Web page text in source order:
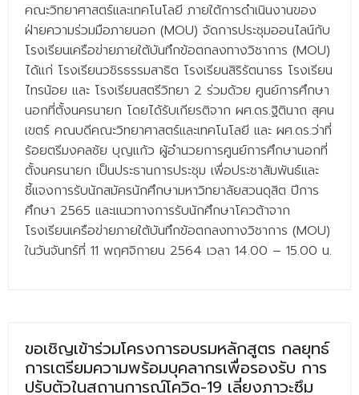
คณะวิทยาศาสตร์และเทคโนโลยี ภายใต้การดำเนินงานของ
ฝ่ายความร่วมมือภายนอก (MOU) จัดการประชุมออนไลน์กับ
โรงเรียนเครือข่ายภายใต้บันทึกข้อตกลงทางวิชาการ (MOU)
ได้แก่ โรงเรียนวชิรธรรมสาธิต โรงเรียนสิริรัตนาธร โรงเรียน
ไทรน้อย และ โรงเรียนสตรีวิทยา 2 ร่วมด้วย ศูนย์การศึกษา
นอกที่ตั้งนครนายก โดยได้รับเกียรติจาก ผศ.ดร.ฐิตินาถ สุคน
เขตร์ คณบดีคณะวิทยาศาสตร์และเทคโนโลยี และ ผศ.ดร.ว่าที่
ร้อยตรีมงคลชัย บุญแก้ว ผู้อำนวยการศูนย์การศึกษานอกที่
ตั้งนครนายก เป็นประธานการประชุม เพื่อประชาสัมพันธ์และ
ชี้แจงการรับนักสมัครนักศึกษามหาวิทยาลัยสวนดุสิต ปีการ
ศึกษา 2565 และแนวทางการรับนักศึกษาโควต้าจาก
โรงเรียนเครือข่ายภายใต้บันทึกข้อตกลงทางวิชาการ (MOU)
ในวันจันทร์ที่ 11 พฤศจิกายน 2564 เวลา 14.00 – 15.00 น.
ขอเชิญเข้าร่วมโครงการอบรมหลักสูตร กลยุทธ์
การเตรียมความพร้อมบุคลากรเพื่อรองรับ การ
ปรับตัวในสถานการณ์โควิด-19 เลี่ยงภาวะซึม